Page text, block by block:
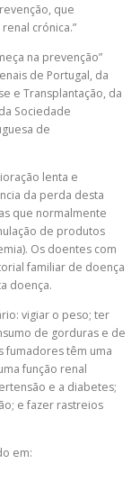
que
crónica.”
na prevenção”
de Portugal, da
e Transplantação, da
Sociedade
de
lenta e
da perda desta
que normalmente
de produtos
Os doentes com
familiar de doença
doença.
vigiar o peso; ter
de gorduras e de
fumadores têm uma
função renal
e a diabetes;
e fazer rastreios
em: